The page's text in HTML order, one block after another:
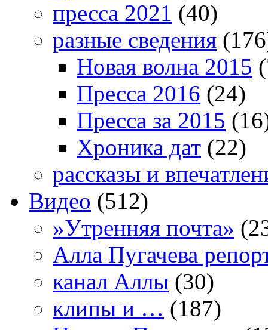
пресса 2021 (40)
разные сведения
Новая волна 2015
Пресса 2016 (24)
Пресса за 2015
Хроника дат (22)
рассказы и
Видео (512)
»Утренняя почта»
Алла Пугачева
канал Аллы (30)
клипы и … (187)